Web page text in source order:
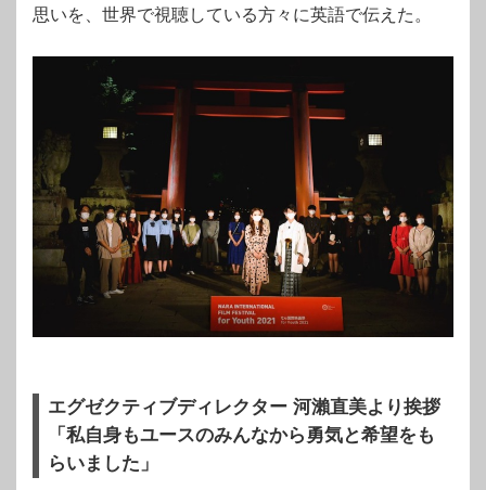
思いを、世界で視聴している方々に英語で伝えた。
エグゼクティブディレクター 河瀨直美より挨拶
「私自身もユースのみんなから勇気と希望をも
らいました」